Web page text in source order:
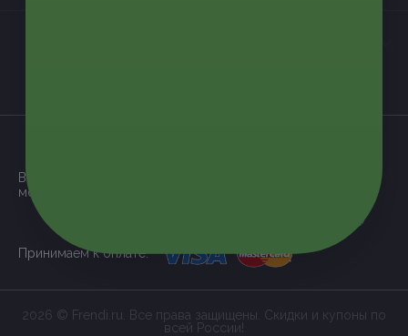
Все наши купоны доступны через
мобильное приложение:
Принимаем к оплате:
2026 © Frendi.ru. Все права защищены. Скидки и купоны по
всей России!